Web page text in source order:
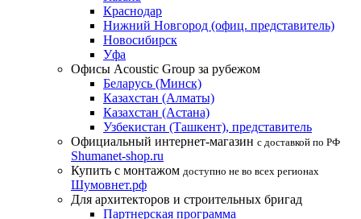
Краснодар
Нижний Новгород (офиц. представитель)
Новосибирск
Уфа
Офисы Acoustic Group за рубежом
Беларусь (Минск)
Казахстан (Алматы)
Казахстан (Астана)
Узбекистан (Ташкент), представитель
Официальный интернет-магазин с доставкой по РФ
Shumanet-shop.ru
Купить с монтажом доступно не во всех регионах
Шумовнет.рф
Для архитекторов и строительных бригад
Партнерская программа